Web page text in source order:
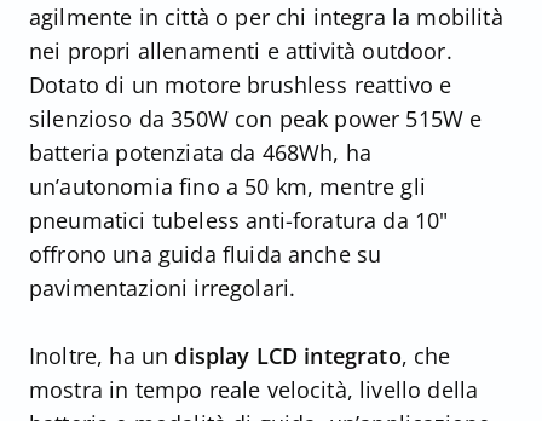
agilmente in città o per chi integra la mobilità
nei propri allenamenti e attività outdoor.
Dotato di un motore brushless reattivo e
silenzioso da 350W con peak power 515W e
batteria potenziata da 468Wh, ha
un’autonomia fino a 50 km, mentre gli
pneumatici tubeless anti-foratura da 10"
offrono una guida fluida anche su
pavimentazioni irregolari.
Inoltre, ha un display LCD integrato, che
mostra in tempo reale velocità, livello della